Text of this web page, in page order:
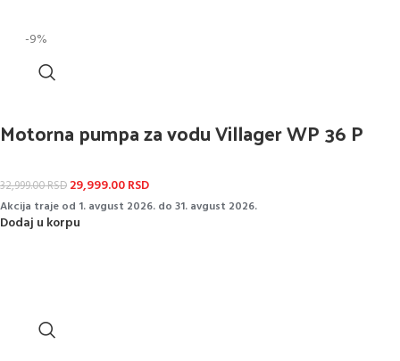
-9%
Motorna pumpa za vodu Villager WP 36 P
32,999.00RSD 29,999.00RSD
Akcija traje od 1. avgust 2026. do 31. avgust 2026.
Dodaj u korpu